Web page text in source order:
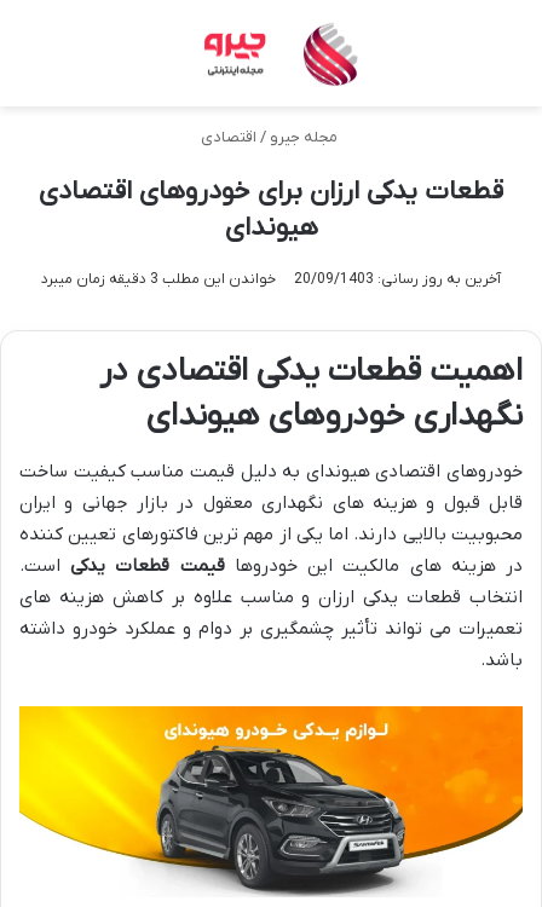
مجله جیرو / اقتصادی
قطعات یدکی ارزان برای خودروهای اقتصادی
هیوندای
آخرین به روز رسانی: 20/09/1403 خواندن این مطلب 3 دقیقه زمان میبرد
اهمیت قطعات یدکی اقتصادی در
نگهداری خودروهای هیوندای
خودروهای اقتصادی هیوندای به دلیل قیمت مناسب کیفیت ساخت
قابل قبول و هزینه های نگهداری معقول در بازار جهانی و ایران
محبوبیت بالایی دارند. اما یکی از مهم ترین فاکتورهای تعیین کننده
در هزینه های مالکیت این خودروهاقیمت قطعات یدکیاست.
انتخاب قطعات یدکی ارزان و مناسب علاوه بر کاهش هزینه های
تعمیرات می تواند تأثیر چشمگیری بر دوام و عملکرد خودرو داشته
باشد.